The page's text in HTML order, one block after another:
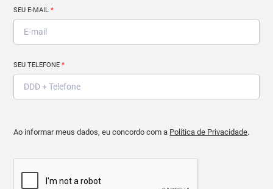
SEU E-MAIL*
SEU TELEFONE*
Ao informar meus dados, eu concordo com a Política de Privacidade.